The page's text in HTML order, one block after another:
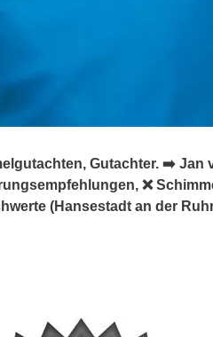
Gutachter. ➡️ Jan
❌
(Hansestadt an der